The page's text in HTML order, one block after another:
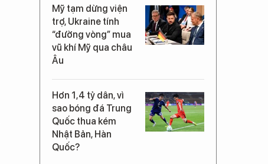
Mỹ tạm dừng viện
trợ, Ukraine tính
“đường vòng” mua
vũ khí Mỹ qua châu
Âu
Hơn 1,4 tỷ dân, vì
sao bóng đá Trung
Quốc thua kém
Nhật Bản, Hàn
Quốc?